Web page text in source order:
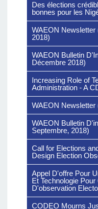
Des élections
bonnes pour les
WAEON Newsletter
2018)
WAEON Bulletin
Décembre 2018)
Increasing Role of
Administration - A
WAEON Newsletter
WAEON Bulletin
Septembre, 2018)
Call for Elections
Design Election
Appel D'offre Pour
Et Technologie
D'observation
CODEO Mourns